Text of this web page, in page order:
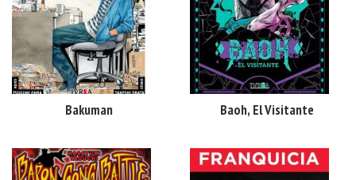
Bakuman Baoh, El Visitante